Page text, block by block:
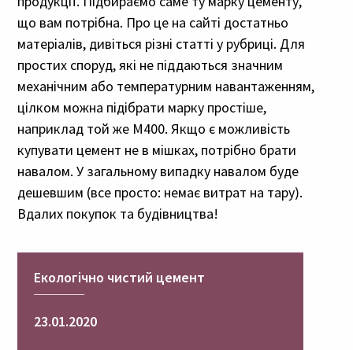
що вам потрібна. Про це на сайті достатньо
матеріалів, дивіться різні статті у рубриці. Для
простих споруд, які не піддаються значним
механічним або температурним навантаженням,
цілком можна підібрати марку простіше,
наприклад той же M400. Якщо є можливість
купувати цемент не в мішках, потрібно брати
навалом. У загальному випадку навалом буде
дешевшим (все просто: немає витрат на тару).
Вдалих покупок та будівництва!
Екологічно чистий цемент
23.01.2020